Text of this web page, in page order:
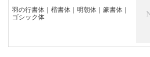
羽の行書体｜楷書体｜明朝体｜篆書体｜
ゴシック体